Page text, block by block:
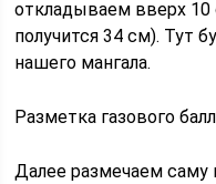
откладываем вверх
получится 34 см). Тут
нашего мангала.
Разметка газового
Далее размечаем саму